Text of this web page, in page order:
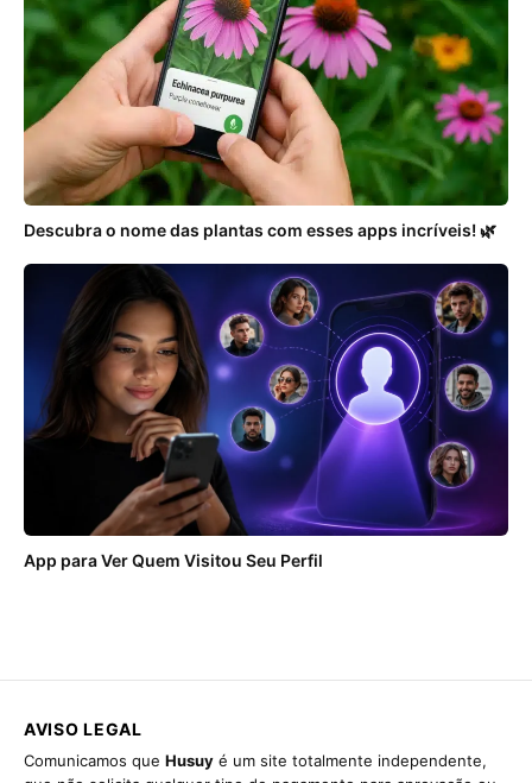
Descubra o nome das plantas com esses apps incríveis! 🌿
App para Ver Quem Visitou Seu Perfil
AVISO LEGAL
Comunicamos que Husuy é um site totalmente independente,